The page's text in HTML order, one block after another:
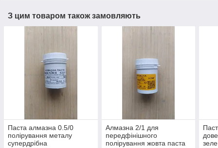
З цим товаром також замовляють
Паста алмазна 0.5/0
полірування металу
супердрібна
Алмазна 2/1 для
передфінішного
полірування жовта паста